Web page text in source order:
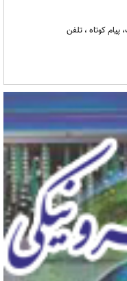
پیام کوتاه ، تلفن